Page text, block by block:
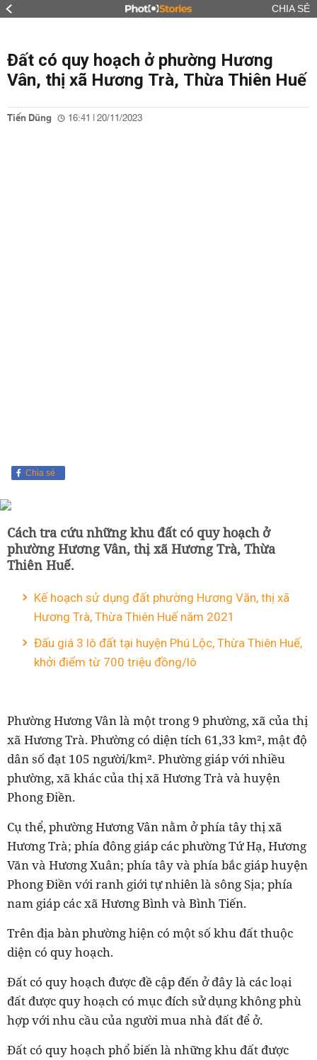
CHIA SẺ
Đất có quy hoạch ở phường Hương
Vân, thị xã Hương Trà, Thừa Thiên Huế
Tiến Dũng 16:41 | 20/11/2023
Chia sẻ
Cách tra cứu những khu đất có quy hoạch ở
phường Hương Vân, thị xã Hương Trà, Thừa
Thiên Huế.
Kế hoạch sử dụng đất phường Hương Văn, thị xã
Hương Trà, Thừa Thiên Huế năm 2021
Đấu giá 3 lô đất tại huyện Phú Lộc, Thừa Thiên Huế,
khởi điểm từ 700 triệu đồng/lô
Phường Hương Vân là một trong 9 phường, xã của thị
xã Hương Trà. Phường có diện tích 61,33 km², mật độ
dân số đạt 105 người/km². Phường giáp với nhiều
phường, xã khác của thị xã Hương Trà và huyện
Phong Điền.
Cụ thể, phường Hương Vân nằm ở phía tây thị xã
Hương Trà; phía đông giáp các phường Tứ Hạ, Hương
Văn và Hương Xuân; phía tây và phía bắc giáp huyện
Phong Điền với ranh giới tự nhiên là sông Sịa; phía
nam giáp các xã Hương Bình và Bình Tiến.
Trên địa bàn phường hiện có một số khu đất thuộc
diện có quy hoạch.
Đất có quy hoạch được đề cập đến ở đây là các loại
đất được quy hoạch có mục đích sử dụng không phù
hợp với nhu cầu của người mua nhà đất để ở.
Đất có quy hoạch phổ biến là những khu đất được